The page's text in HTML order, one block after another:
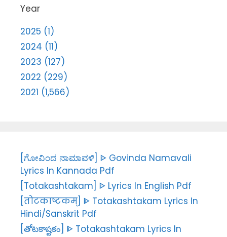
Year
2025 (1)
2024 (11)
2023 (127)
2022 (229)
2021 (1,566)
[ಗೋವಿಂದ ನಾಮಾವಳಿ] ᐈ Govinda Namavali
Lyrics In Kannada Pdf
[Totakashtakam] ᐈ Lyrics In English Pdf
[तोटकाष्टकम्] ᐈ Totakashtakam Lyrics In
Hindi/Sanskrit Pdf
[తోటకాష్టకం] ᐈ Totakashtakam Lyrics In